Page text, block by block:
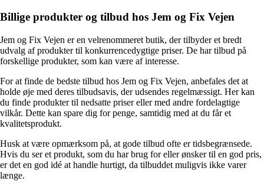
Billige produkter og tilbud hos Jem og Fix Vejen
Jem og Fix Vejen er en velrenommeret butik, der tilbyder et bredt
udvalg af produkter til konkurrencedygtige priser. De har tilbud på
forskellige produkter, som kan være af interesse.
For at finde de bedste tilbud hos Jem og Fix Vejen, anbefales det at
holde øje med deres tilbudsavis, der udsendes regelmæssigt. Her kan
du finde produkter til nedsatte priser eller med andre fordelagtige
vilkår. Dette kan spare dig for penge, samtidig med at du får et
kvalitetsprodukt.
Husk at være opmærksom på, at gode tilbud ofte er tidsbegrænsede.
Hvis du ser et produkt, som du har brug for eller ønsker til en god pris,
er det en god idé at handle hurtigt, da tilbuddet muligvis ikke varer
længe.